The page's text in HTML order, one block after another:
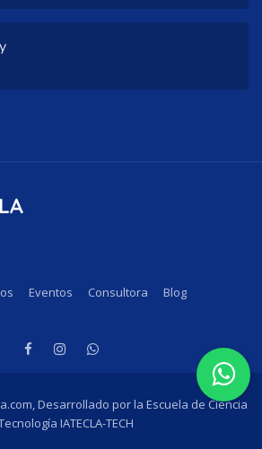
Eventos Consultora Blog
Desarrollado por la Escuela de Ciencia
IATECLA-TECH